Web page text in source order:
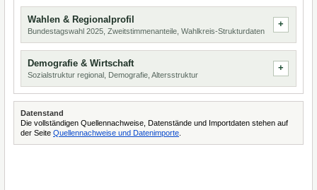
Wahlen & Regionalprofil
Bundestagswahl 2025, Zweitstimmenanteile, Wahlkreis-Strukturdaten
Demografie & Wirtschaft
Sozialstruktur regional, Demografie, Altersstruktur
Datenstand
Die vollständigen Quellennachweise, Datenstände und Importdaten stehen auf
der Seite Quellennachweise und Datenimporte